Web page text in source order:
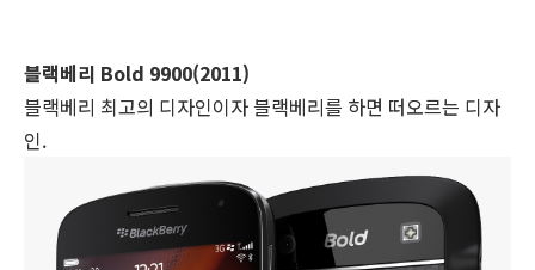
블랙베리 Bold 9900(2011)
블랙베리 최고의 디자인이자 블랙베리를 하면 떠오르는 디자
인.